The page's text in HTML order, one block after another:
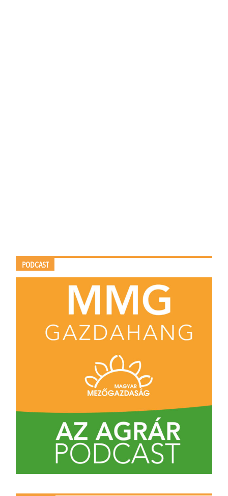
PODCAST